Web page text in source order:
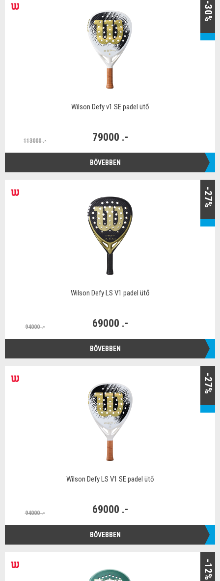
-30%
Wilson Defy v1 SE padel ütő
113000 .- 79000 .-
BŐVEBBEN
-27%
Wilson Defy LS V1 padel ütő
94000 .- 69000 .-
BŐVEBBEN
-27%
Wilson Defy LS V1 SE padel ütő
94000 .- 69000 .-
BŐVEBBEN
-12%